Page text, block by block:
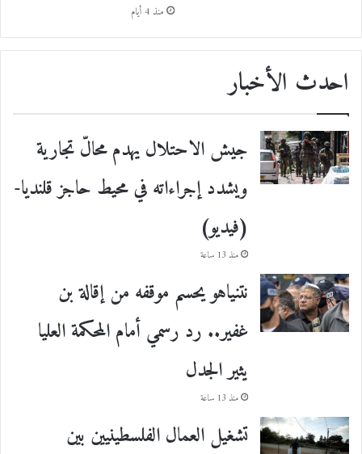
منذ 4 أيام
احدث الأخبار
جيش الاحتلال يهدم محالّ تجارية
ويشدد إجراءاته في محيط حاجز قلنديا-
(فيديو)
منذ 13 ساعة
نتنياهو يحسم موقفه من إقالة بن
غفير.. رد رسمي أمام المحكمة العليا
يثير الجدل
منذ 13 ساعة
تشغيل العمال الفلسطينيين بين